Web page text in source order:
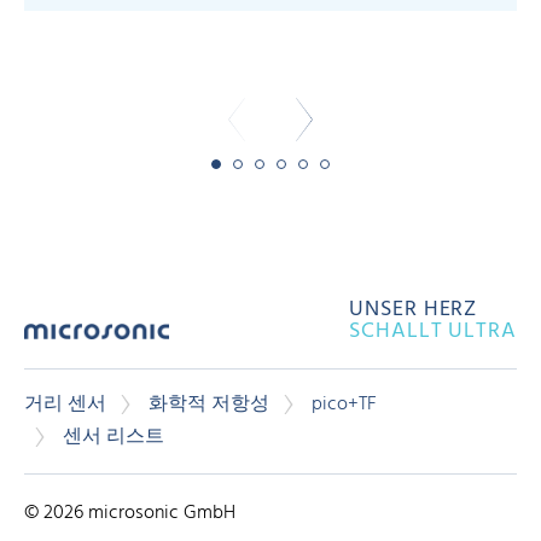
UNSER HERZ
SCHALLT ULTRA
거리 센서 화학적 저항성
pico+TF
센서 리스트
© 2026 microsonic GmbH